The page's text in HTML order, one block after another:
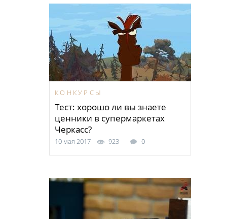
КОНКУРСЫ
Тест: хорошо ли вы знаете
ценники в супермаркетах
Черкасс?
10 мая 2017 923 0